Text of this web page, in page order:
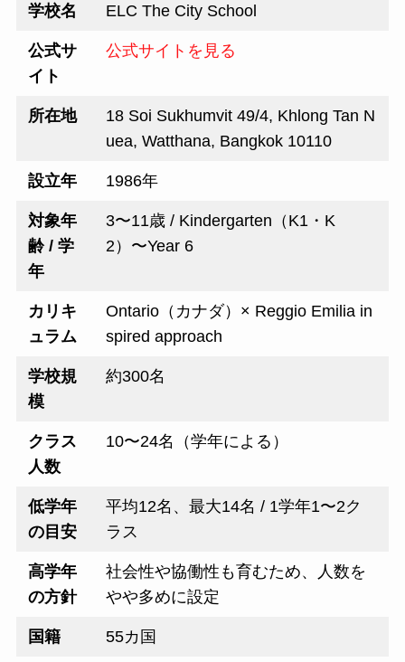
学校名 ELC The City School
公式サ
イト
公式サイトを見る
所在地
18 Soi Sukhumvit 49/4, Khlong Tan N
uea, Watthana, Bangkok 10110
設立年 1986年
対象年
齢 / 学
年
3〜11歳 / Kindergarten（K1・K
2）〜Year 6
カリキ
ュラム
Ontario（カナダ）× Reggio Emilia in
spired approach
学校規
模
約300名
クラス
人数
10〜24名（学年による）
低学年
の目安
平均12名、最大14名 / 1学年1〜2ク
ラス
高学年
の方針
社会性や協働性も育むため、人数を
やや多めに設定
国籍 55カ国